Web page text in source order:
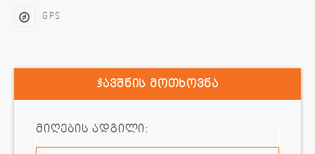
GPS
ჯავშნის მოთხოვნა
მიღების ადგილი: